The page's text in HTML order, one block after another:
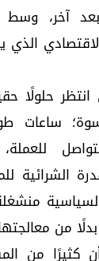
آخر، وسط
انتظر حلولًا
ساعات
من
أن كثيرًا من